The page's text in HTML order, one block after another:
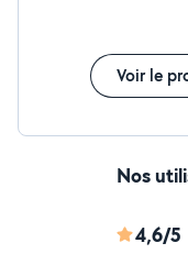
Voir le
Nos
4,6/5